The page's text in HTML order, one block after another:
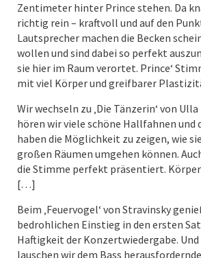
Zentimeter hinter Prince stehen. Da
richtig rein – kraftvoll und auf den
Lautsprecher machen die Becken
wollen und sind dabei so perfekt
sie hier im Raum verortet. Prince‘
mit viel Körper und greifbarer
Wir wechseln zu ‚Die Tänzerin‘ von
hören wir viele schöne Hallfahnen und
haben die Möglichkeit zu zeigen, wie
großen Räumen umgehen können.
die Stimme perfekt präsentiert.
[…]
Beim ‚Feuervogel‘ von Stravinsky
bedrohlichen Einstieg in den ersten
Haftigkeit der Konzertwiedergabe.
lauschen wir dem Bass